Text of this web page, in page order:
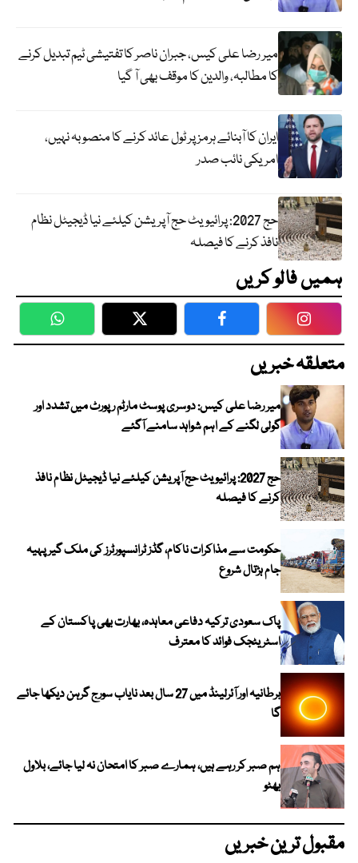
میر رضا علی کیس، جبران ناصر کا تفتیشی ٹیم تبدیل کرنے
کا مطالبہ، والدین کا موقف بھی آ گیا
ایران کا آبنائے ہرمز پر ٹول عائد کرنے کا منصوبہ نہیں،
امریکی نائب صدر
حج 2027: پرائیویٹ حج آپریشن کیلئے نیا ڈیجیٹل نظام
نافذ کرنے کا فیصلہ
ہمیں فالو کریں
WhatsApp Twitter Facebook
متعلقہ خبریں
میر رضا علی کیس: دوسری پوسٹ مارٹم رپورٹ میں تشدد اور
گولی لگنے کے اہم شواہد سامنے آگئے
حج 2027: پرائیویٹ حج آپریشن کیلئے نیا ڈیجیٹل نظام نافذ
کرنے کا فیصلہ
حکومت سے مذاکرات ناکام، گڈز ٹرانسپورٹرز کی ملک گیر پہیہ
جام ہڑتال شروع
پاک سعودی ترکیہ دفاعی معاہدہ، بھارت بھی پاکستان کے
اسٹریٹجک فوائد کا معترف
برطانیہ اور آئرلینڈ میں 27 سال بعد نایاب سورج گرہن دیکھا جائے
گا
ہم صبر کر رہے ہیں، ہمارے صبر کا امتحان نہ لیا جائے، بلاول
بھٹو
مقبول ترین خبریں